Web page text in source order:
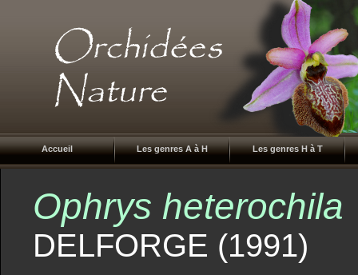
Accueil Les genres A à H Les genres H à T
Ophrys heterochila
DELFORGE (1991)